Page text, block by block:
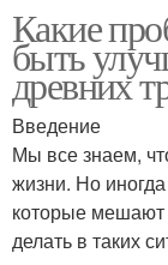
Какие
быть
древних
Введение
Мы все знаем,
жизни. Но
которые
делать в таких